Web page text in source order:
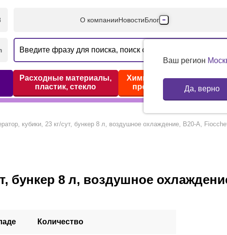
О компанииНовостиБлог
Производители
Партнеры
Контакты
Ваш регион
Да, верно
Расходные материалы,
пластик, стекло
Химические реактивы,
препараты, наборы
кубики, 23 кг/сут, бункер 8 л, воздушное охлаждение, B20-A,
бункер 8 л, воздушное
Количество